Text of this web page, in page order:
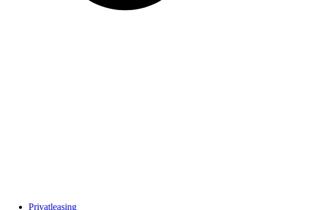
Privatleasing